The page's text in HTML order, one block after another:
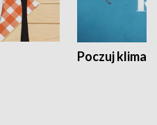
Poczuj klimat